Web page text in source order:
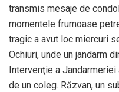
transmis mesaje de
momentele frumoase
tragic a avut loc miercuri
Ochiuri, unde un jandarm
Intervenţie a
de un coleg. Răzvan, un